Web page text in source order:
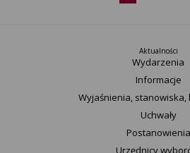
Aktualności
Wydarzenia
Informacje
Wyjaśnienia, stanowiska,
Uchwały
Postanowienia
Urzędnicy